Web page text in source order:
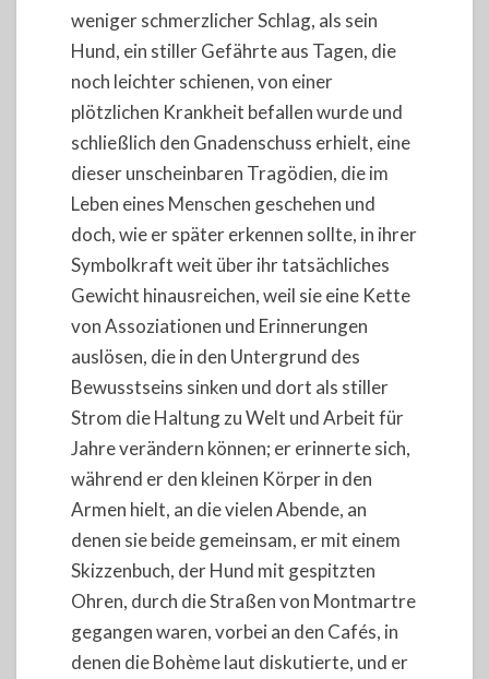
weniger schmerzlicher Schlag, als sein
Hund, ein stiller Gefährte aus Tagen, die
noch leichter schienen, von einer
plötzlichen Krankheit befallen wurde und
schließlich den Gnadenschuss erhielt, eine
dieser unscheinbaren Tragödien, die im
Leben eines Menschen geschehen und
doch, wie er später erkennen sollte, in ihrer
Symbolkraft weit über ihr tatsächliches
Gewicht hinausreichen, weil sie eine Kette
von Assoziationen und Erinnerungen
auslösen, die in den Untergrund des
Bewusstseins sinken und dort als stiller
Strom die Haltung zu Welt und Arbeit für
Jahre verändern können; er erinnerte sich,
während er den kleinen Körper in den
Armen hielt, an die vielen Abende, an
denen sie beide gemeinsam, er mit einem
Skizzenbuch, der Hund mit gespitzten
Ohren, durch die Straßen von Montmartre
gegangen waren, vorbei an den Cafés, in
denen die Bohème laut diskutierte, und er